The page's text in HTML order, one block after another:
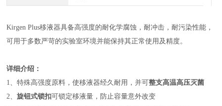
Kirgen Plus移液器具备高强度的耐化学腐蚀，耐冲击，耐污染性能，
可用于多数严苛的实验室环境并能保持其正常使用及精度。
详细介绍：
1、特殊高强度原料，使移液器经久耐用，并可整支高温高压灭菌
2、旋钮式锁扣可锁定移液量，防止容量意外改变